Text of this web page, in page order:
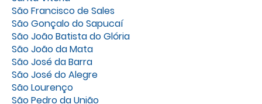
São Francisco de Sales
São Gonçalo do Sapucaí
São João Batista do Glória
São João da Mata
São José da Barra
São José do Alegre
São Lourenço
São Pedro da União